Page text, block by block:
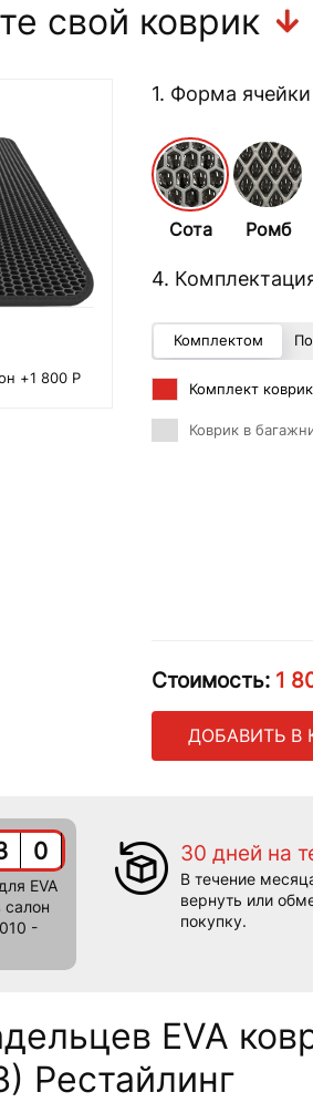
свой коврик
1. Форма ячейки
Сота Ромб
4.
Комплектом
Комплект
Коврик в
Стоимость: 1
ДОБАВИТЬ В
+1 800 Р
0
EVA
-
30 дней на
В течение
вернуть или
покупку.
EVA
Рестайлинг